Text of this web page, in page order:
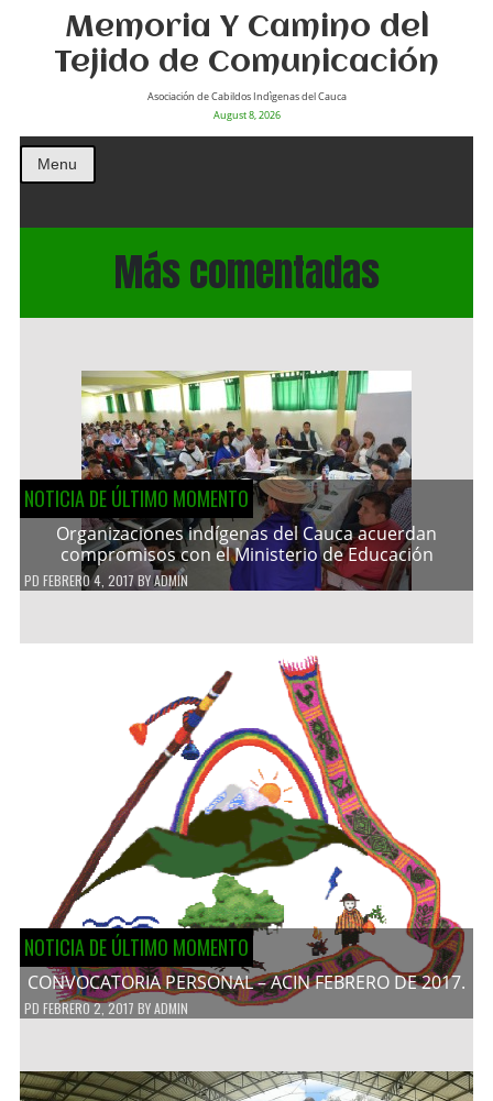
Memoria Y Camino del
Tejido de Comunicación
Asociación de Cabildos Indìgenas del Cauca
August 8, 2026
Menu
Más comentadas
NOTICIA DE ÚLTIMO MOMENTO
Organizaciones indígenas del Cauca acuerdan
compromisos con el Ministerio de Educación
PD FEBRERO 4, 2017 BYADMIN
NOTICIA DE ÚLTIMO MOMENTO
CONVOCATORIA PERSONAL – ACIN FEBRERO DE 2017.
PD FEBRERO 2, 2017 BYADMIN